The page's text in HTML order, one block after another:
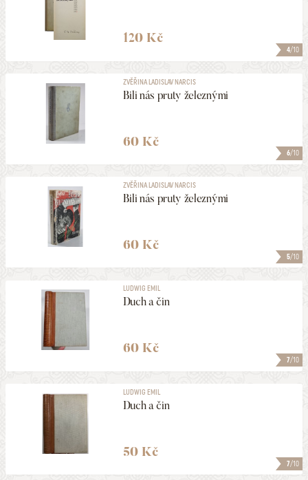
4/10
120 Kč
6/10
ZVĚŘINA LADISLAV NARCIS
Bili nás pruty železnými
60 Kč
5/10
ZVĚŘINA LADISLAV NARCIS
Bili nás pruty železnými
60 Kč
7/10
LUDWIG EMIL
Duch a čin
60 Kč
7/10
LUDWIG EMIL
Duch a čin
50 Kč